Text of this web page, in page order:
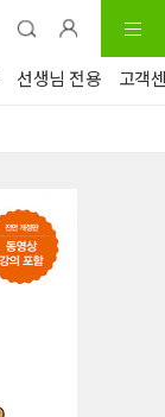
선생님 전용 고객